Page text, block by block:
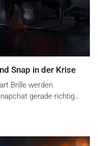
Snap in der Krise
Brille werden.
gerade richtig…